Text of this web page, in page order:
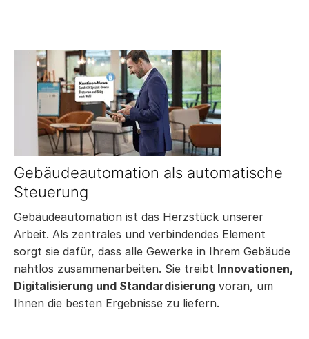
Gebäudeautomation als automatische
Steuerung
Gebäudeautomation ist das Herzstück unserer
Arbeit. Als zentrales und verbindendes Element
sorgt sie dafür, dass alle Gewerke in Ihrem Gebäude
nahtlos zusammenarbeiten. Sie treibt Innovationen,
Digitalisierung und Standardisierung voran, um
Ihnen die besten Ergebnisse zu liefern.